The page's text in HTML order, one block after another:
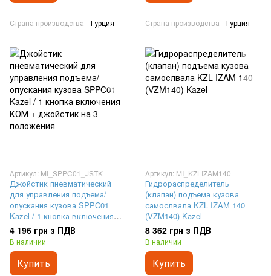
Страна производства Турция Страна производства Турция
Артикул: MI_SPPC01_JSTK
Джойстик пневматический
для управления подъема/
опускания кузова SPPC01
Kazel / 1 кнопка включения
КОМ + джойстик на 3
положения
4 196 грн з ПДВ
В наличии
Купить
Артикул: MI_KZLIZAM140
Гидрораспределитель
(клапан) подъема кузова
самослвала KZL IZAM 140
(VZM140) Kazel
8 362 грн з ПДВ
В наличии
Купить